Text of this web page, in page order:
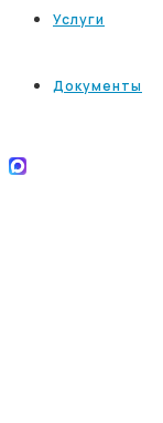
Услуги
Документы